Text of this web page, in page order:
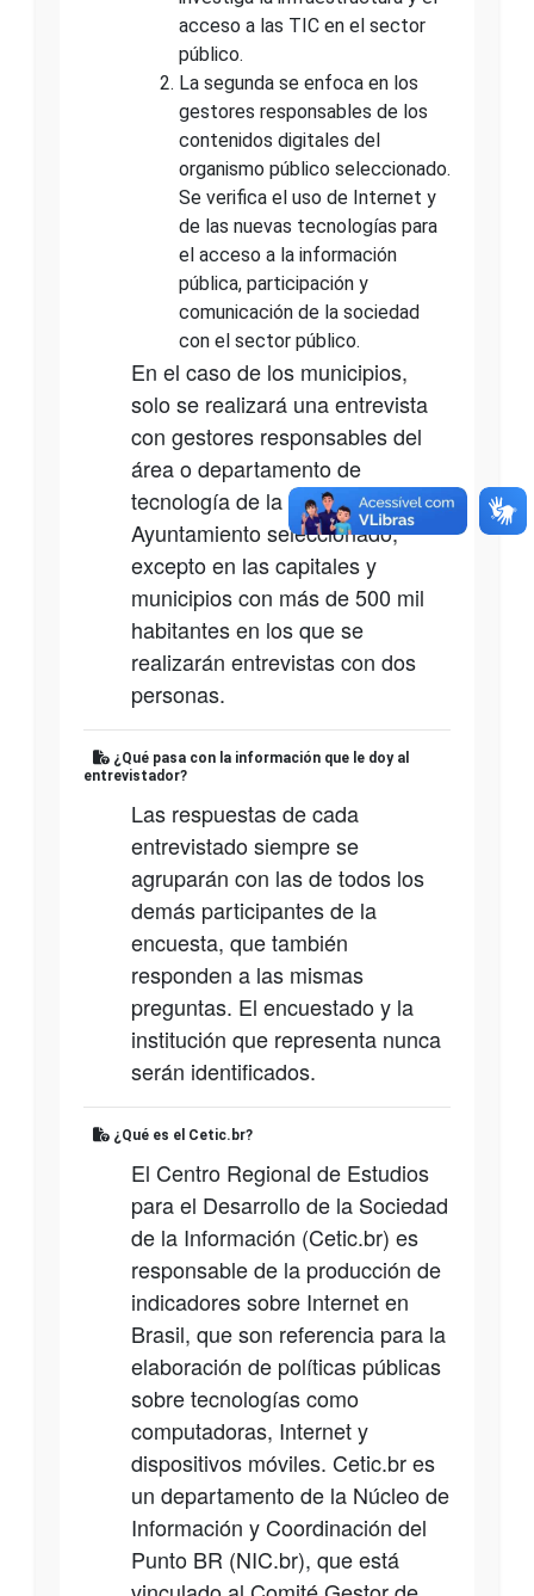
acceso a las TIC en el sector
público.
La segunda se enfoca en los
gestores responsables de los
contenidos digitales del
organismo público seleccionado.
Se verifica el uso de Internet y
de las nuevas tecnologías para
el acceso a la información
pública, participación y
comunicación de la sociedad
con el sector público.
En el caso de los municipios,
solo se realizará una entrevista
con gestores responsables del
área o departamento de
tecnología de la información del
Ayuntamiento seleccionado,
excepto en las capitales y
municipios con más de 500 mil
habitantes en los que se
realizarán entrevistas con dos
personas.
¿Qué pasa con la información que le doy al
entrevistador?
Las respuestas de cada
entrevistado siempre se
agruparán con las de todos los
demás participantes de la
encuesta, que también
responden a las mismas
preguntas. El encuestado y la
institución que representa nunca
serán identificados.
¿Qué es el Cetic.br?
El Centro Regional de Estudios
para el Desarrollo de la Sociedad
de la Información (Cetic.br) es
responsable de la producción de
indicadores sobre Internet en
Brasil, que son referencia para la
elaboración de políticas públicas
sobre tecnologías como
computadoras, Internet y
dispositivos móviles. Cetic.br es
un departamento de la Núcleo de
Información y Coordinación del
Punto BR (NIC.br), que está